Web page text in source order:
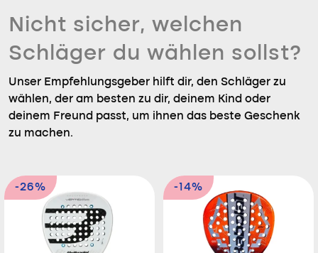
Nicht sicher, welchen
Schläger du wählen sollst?
Unser Empfehlungsgeber hilft dir, den Schläger zu
wählen, der am besten zu dir, deinem Kind oder
deinem Freund passt, um ihnen das beste Geschenk
zu machen.
-26% -14%